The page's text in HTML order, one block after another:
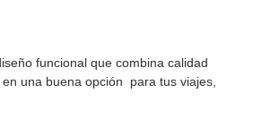
funcional que combina calidad
una buena opción para tus viajes,